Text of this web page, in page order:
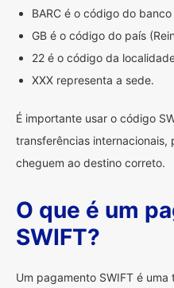
BARC é o código do
GB é o código do país
22 é o código da
XXX representa a sede.
É importante usar o código
transferências internacionais,
cheguem ao destino correto.
O que é um
SWIFT?
Um pagamento SWIFT é